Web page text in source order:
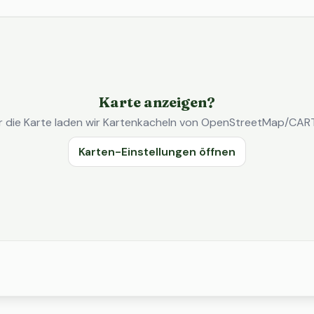
Karte anzeigen?
die Karte laden wir Kartenkacheln von OpenStreetMap/
Karten-Einstellungen öffnen